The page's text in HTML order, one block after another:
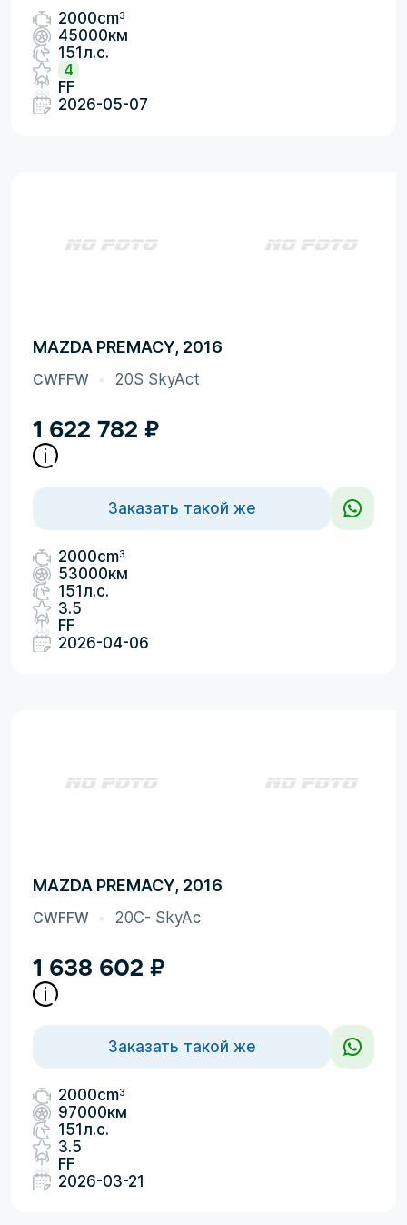
2000cm3
45000км
151л.с.
4
FF
2026-05-07
MAZDA PREMACY, 2016
CWFFW 20S SkyAct
1 622 782 ₽
Заказать такой же
2000cm3
53000км
151л.с.
3.5
FF
2026-04-06
MAZDA PREMACY, 2016
CWFFW 20C- SkyAc
1 638 602 ₽
Заказать такой же
2000cm3
97000км
151л.с.
3.5
FF
2026-03-21